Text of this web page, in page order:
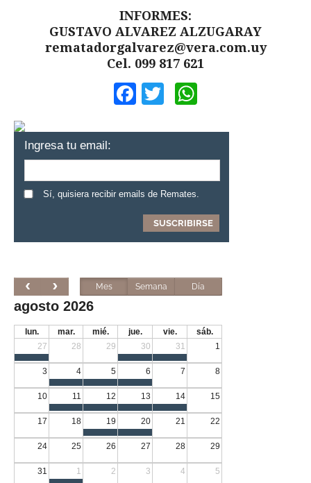
INFORMES:
GUSTAVO ALVAREZ ALZUGARAY
rematadorgalvarez@vera.com.uy
Cel. 099 817 621
Facebook
Twitter
Ingresa tu email:
Sí, quisiera recibir emails de Remates.
Mes Semana Día
agosto 2026
lun. mar. mié. jue. vie.
sáb.
27
28 29 30 31 1
3 4 5 6 7 8
10 11 12 13 14 15
17 18 19 20 21 22
24 25 26 27 28 29
31 1 2 3 4 5